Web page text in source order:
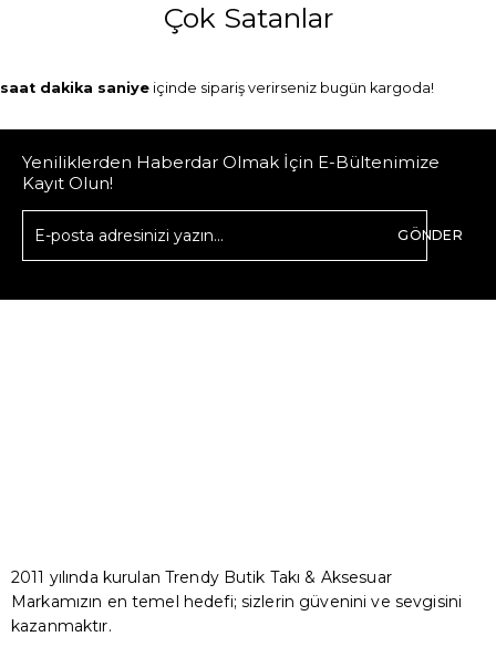
Çok Satanlar
saat dakika saniye içinde sipariş verirseniz bugün kargoda!
Yeniliklerden Haberdar Olmak İçin E-Bültenimize
Kayıt Olun!
GÖNDER
2011 yılında kurulan Trendy Butik Takı & Aksesuar
Markamızın en temel hedefi; sizlerin güvenini ve sevgisini
kazanmaktır.